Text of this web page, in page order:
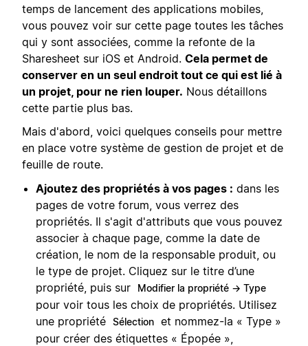
temps de lancement des applications mobiles,
vous pouvez voir sur cette page toutes les tâches
qui y sont associées, comme la refonte de la
Sharesheet sur iOS et Android. Cela permet de
conserver en un seul endroit tout ce qui est lié à
un projet, pour ne rien louper. Nous détaillons
cette partie plus bas.
Mais d'abord, voici quelques conseils pour mettre
en place votre système de gestion de projet et de
feuille de route.
Ajoutez des propriétés à vos pages : dans les
pages de votre forum, vous verrez des
propriétés. Il s'agit d'attributs que vous pouvez
associer à chaque page, comme la date de
création, le nom de la responsable produit, ou
le type de projet. Cliquez sur le titre d’une
propriété, puis sur
Modifier la propriété → Type
pour voir tous les choix de propriétés. Utilisez
une propriété Sélection et nommez-la « Type »
pour créer des étiquettes « Épopée »,